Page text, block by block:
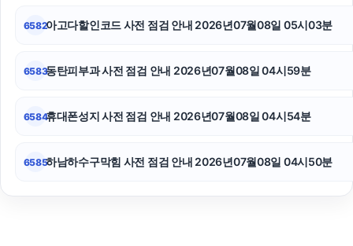
6582아고다할인코드 사전 점검 안내 2026년07월08일 05시03분
6583동탄피부과 사전 점검 안내 2026년07월08일 04시59분
6584휴대폰성지 사전 점검 안내 2026년07월08일 04시54분
6585하남하수구막힘 사전 점검 안내 2026년07월08일 04시50분